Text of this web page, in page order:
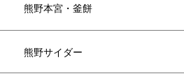
熊野本宮・釜餅
熊野サイダー